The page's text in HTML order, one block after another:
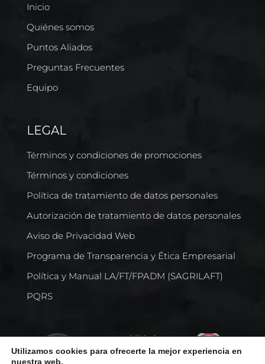
Inicio
Quiénes somos
Puntos Aliados
Preguntas Frecuentes
Equipo
LEGAL
Términos y condiciones de promociones
Términos y condiciones
Política de tratamiento de datos personales
Autorización de tratamiento de datos personales
Aviso de Privacidad Web
Programa de Transparencia y Ética Empresarial
Política y Manual LA/FT/FPADM (SAGRILAFT)
PQRS
Utilizamos cookies para ofrecerte la mejor experiencia en
nuestra web.